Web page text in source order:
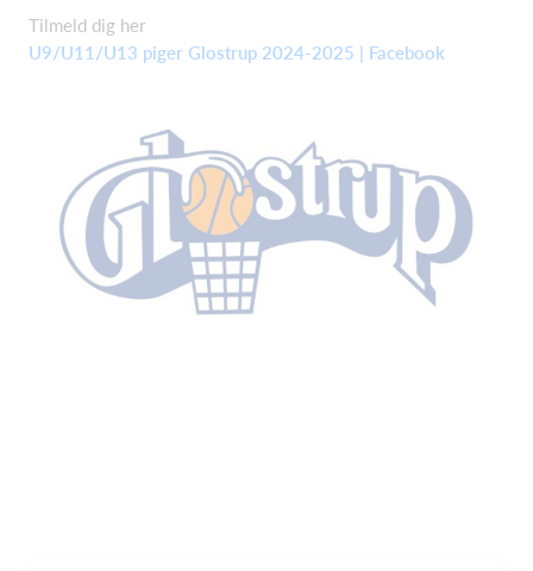
Tilmeld dig her
U9/U11/U13 piger Glostrup 2024-2025 | Facebook